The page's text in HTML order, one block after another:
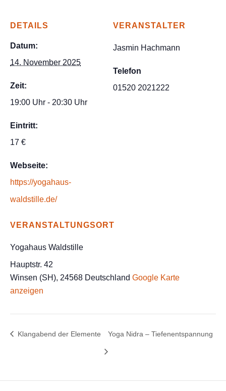
DETAILS
Datum:
14. November 2025
Zeit:
19:00 Uhr - 20:30 Uhr
Eintritt:
17 €
Webseite:
https://yogahaus-
waldstille.de/
VERANSTALTUNGSORT
Yogahaus Waldstille
Hauptstr. 42
Winsen (SH), 24568 Deutschland Google Karte
anzeigen
VERANSTALTER
Jasmin Hachmann
Telefon
01520 2021222
Klangabend der Elemente Yoga Nidra – Tiefenentspannung